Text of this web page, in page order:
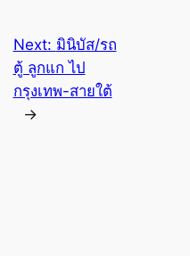
Next: มินิบัส/รถ
ตู้ ลูกแก ไป
กรุงเทพ-สายใต้
→